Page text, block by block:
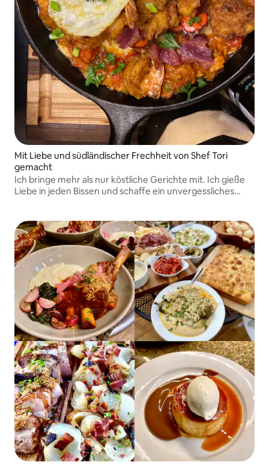
Mit Liebe und südländischer Frechheit von Shef Tori
gemacht
Ich bringe mehr als nur köstliche Gerichte mit. Ich gieße
Liebe in jeden Bissen und schaffe ein unvergessliches